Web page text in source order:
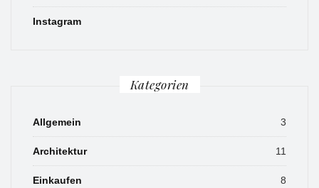
Instagram
Kategorien
Allgemein 3
Architektur 11
Einkaufen 8